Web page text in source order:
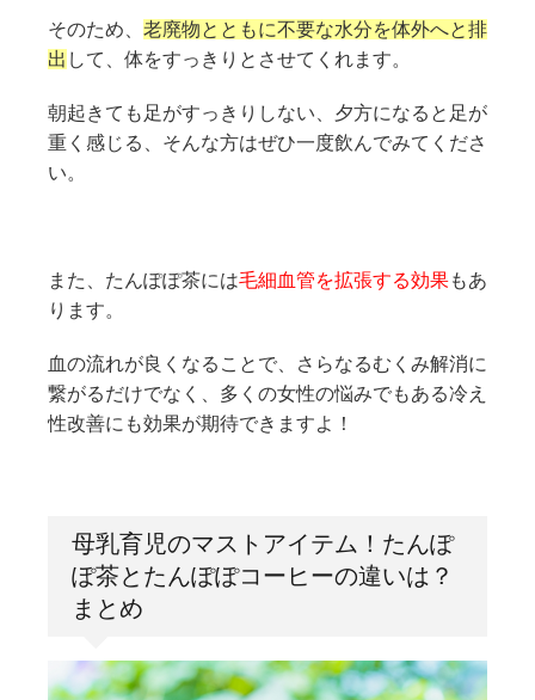
そのため、 老廃物とともに不要な水分を体外へと排
出 して、体をすっきりとさせてくれます。
朝起きても足がすっきりしない、夕方になると足が
重く感じる、そんな方はぜひ一度飲んでみてくださ
い。
また、たんぽぽ茶には毛細血管を拡張する効果もあ
ります。
血の流れが良くなることで、さらなるむくみ解消に
繋がるだけでなく、多くの女性の悩みでもある冷え
性改善にも効果が期待できますよ！
母乳育児のマストアイテム！たんぽ
ぽ茶とたんぽぽコーヒーの違いは？
まとめ